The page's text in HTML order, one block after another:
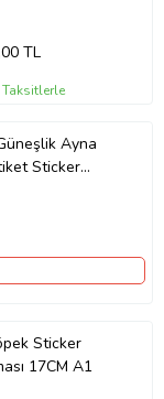
TL
Ayna
Sticker
Sticker
17CM A1